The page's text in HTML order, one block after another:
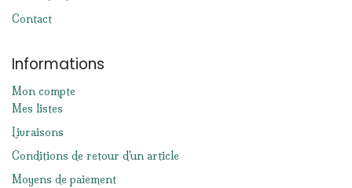
Contact
Informations
Mon compte
Mes listes
Livraisons
Conditions de retour d'un article
Moyens de paiement